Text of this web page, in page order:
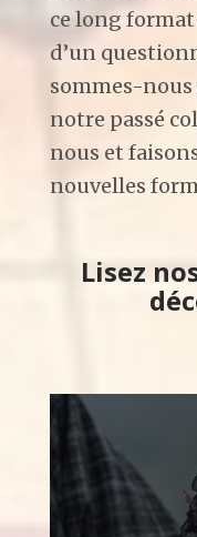
ce long
d’un
sommes-
notre passé
nous et
nouvelles
Lisez